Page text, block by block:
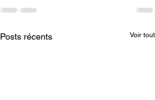
Posts récents Voir tout